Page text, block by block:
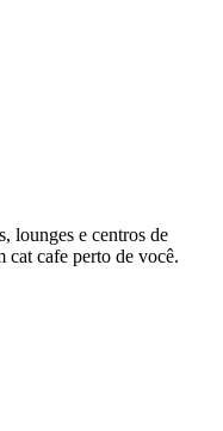
lounges e centros de
cat cafe perto de você.